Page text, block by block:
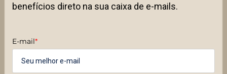
benefícios direto na sua caixa de e-mails.
E-mail*